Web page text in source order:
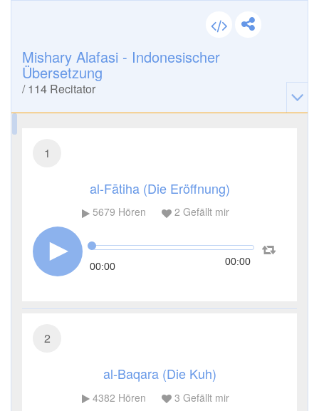
Mishary Alafasi - Indonesischer
Übersetzung
/114 Recitator
1
al-Fātiha (Die Eröffnung)
5679 Hören 2 Gefällt mir
00:00 00:00
2
al-Baqara (Die Kuh)
4382 Hören 3 Gefällt mir